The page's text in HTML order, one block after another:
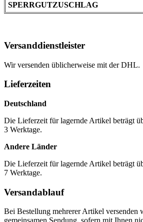
SPERRGUTZUSCHLAG
Versanddienstleister
Wir versenden üblicherweise mit der DHL.
Lieferzeiten
Deutschland
Die Lieferzeit für lagernde Artikel beträgt
3 Werktage.
Andere Länder
Die Lieferzeit für lagernde Artikel beträgt
7 Werktage.
Versandablauf
Bei Bestellung mehrerer Artikel versenden